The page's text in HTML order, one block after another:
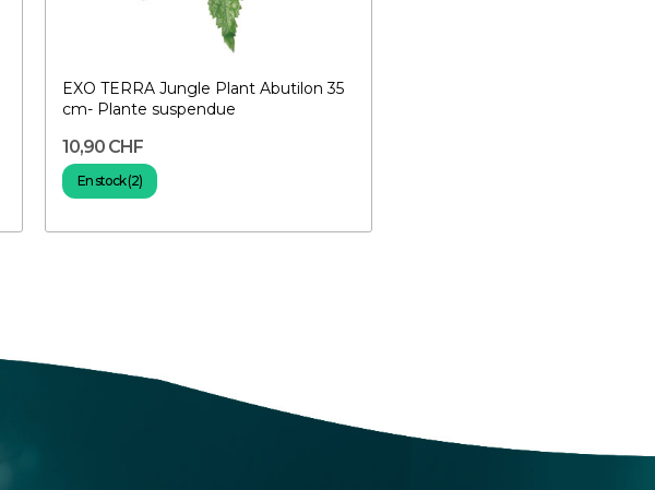
EXO TERRA Jungle Plant Abutilon 35
cm- Plante suspendue
10,90 CHF
En stock (2)